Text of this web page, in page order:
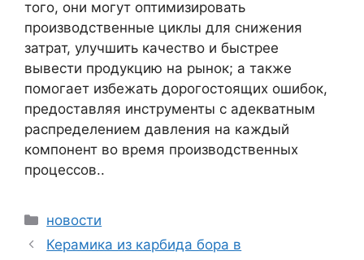
того, они могут оптимизировать
производственные циклы для снижения
затрат, улучшить качество и быстрее
вывести продукцию на рынок; а также
помогает избежать дорогостоящих ошибок,
предоставляя инструменты с адекватным
распределением давления на каждый
компонент во время производственных
процессов..
Категории
новости
Керамика из карбида бора в